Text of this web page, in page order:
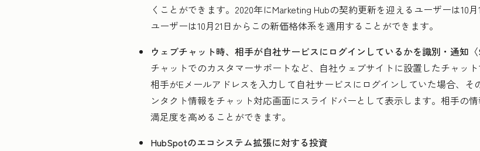
くことができます。2020年にMarketing Hubの契約更新を迎えるユーザーは10
ユーザーは10月21日からこの新価格体系を適用することができます。
ウェブチャット時、相手が自社サービスにログインしているかを識別・通知〈
チャットでのカスタマーサポートなど、自社ウェブサイトに設置したチャッ
相手がEメールアドレスを入力して自社サービスにログインしていた場合、そ
ンタクト情報をチャット対応画面にスライドバーとして表示します。相手の
満足度を高めることができます。
HubSpotのエコシステム拡張に対する投資